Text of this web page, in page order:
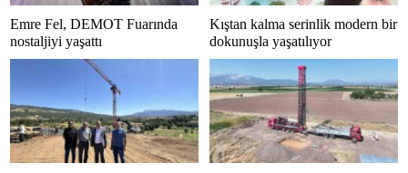
Emre Fel, DEMOT Fuarında
nostaljiyi yaşattı
Kıştan kalma serinlik modern bir
dokunuşla yaşatılıyor